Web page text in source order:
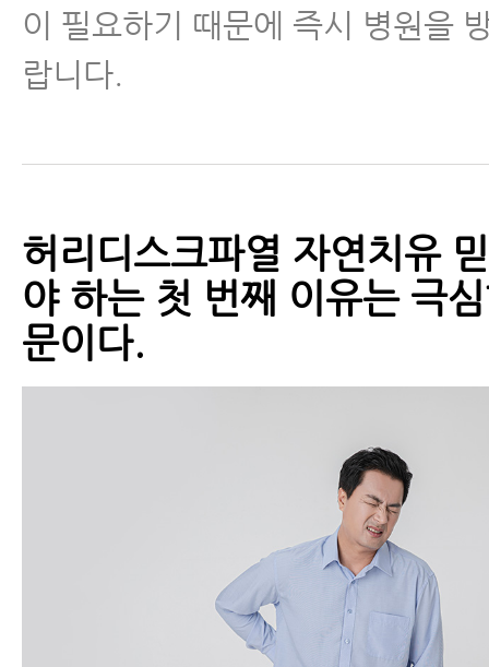
- 추간판탈출증 운동 8.맨몸스쿼
- 퇴행성허리디스크와 허리디스크
- 허리디스크, 척추관협착증 MRI
면 안 되는 이유
- 허리디스크 급성기에 운동으로
없는 이유와 운동을 해야 하는 시기
- 허리디스크 치료 받아도 잘 낫
이 필요하기 때문에 즉시 병원을
랍니다.
허리디스크파열 자연치유
야 하는 첫 번째 이유는 극
문이다.